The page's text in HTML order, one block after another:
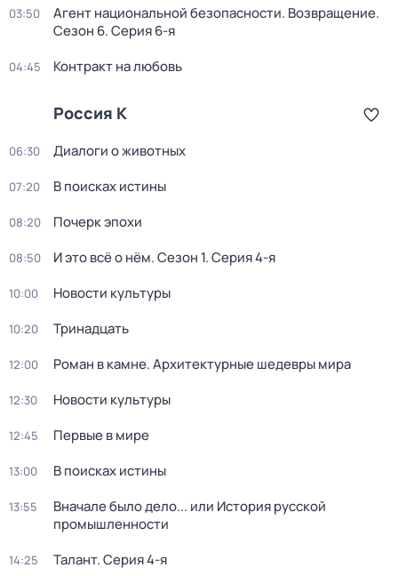
03:50 Агент национальной безопасности. Возвращение.
Сезон 6. Серия 6-я
04:45 Контракт на любовь
Россия К
06:30 Диалоги о животных
07:20 В поисках истины
08:20 Почерк эпохи
08:50 И это всё о нём. Сезон 1. Серия 4-я
10:00 Новости культуры
10:20 Тринадцать
12:00 Роман в камне. Архитектурные шедевры мира
12:30 Новости культуры
12:45 Первые в мире
13:00 В поисках истины
13:55
Вначале было дело... или История русской
промышленности
14:25 Талант. Серия 4-я